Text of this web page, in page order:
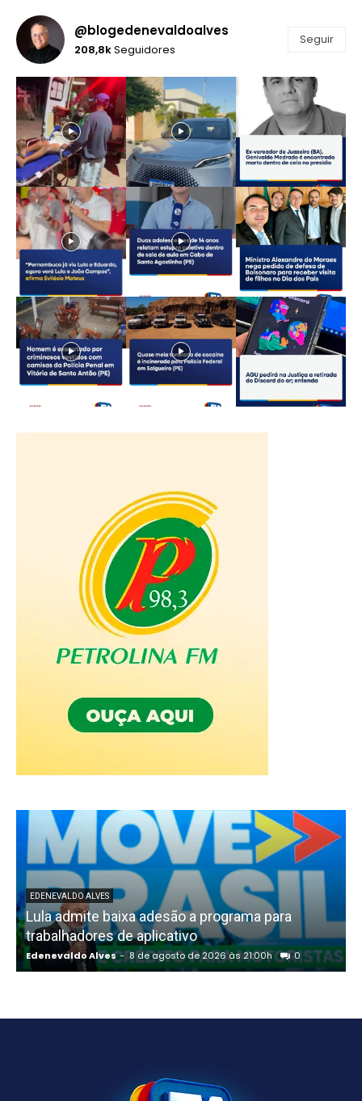
@blogedenevaldoalves
208,8kSeguidores
Seguir
EDENEVALDO ALVES
Lula admite baixa adesão a programa para
trabalhadores de aplicativo
Edenevaldo Alves - 8 de agosto de 2026 às 21:00h 0